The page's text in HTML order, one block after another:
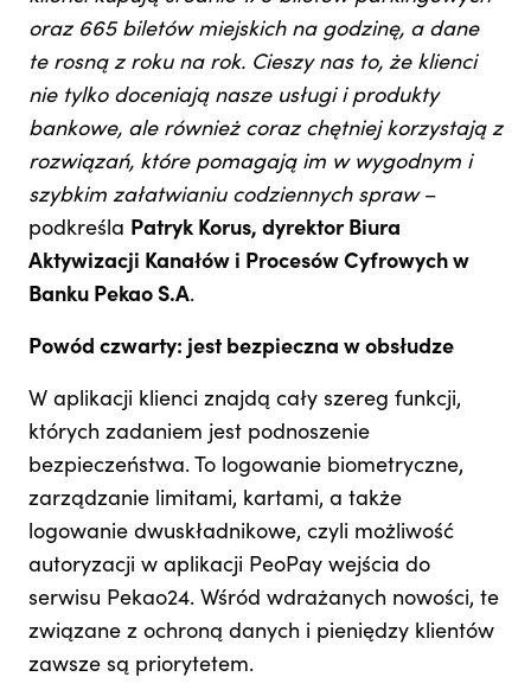
oraz 665 biletów miejskich na godzinę, a dane
te rosną z roku na rok. Cieszy nas to, że klienci
nie tylko doceniają nasze usługi i produkty
bankowe, ale również coraz chętniej korzystają z
rozwiązań, które pomagają im w wygodnym i
szybkim załatwianiu codziennych spraw–
podkreśla Patryk Korus, dyrektor Biura
Aktywizacji Kanałów i Procesów Cyfrowych w
Banku Pekao S.A.
Powód czwarty: jest bezpieczna w obsłudze
W aplikacji klienci znajdą cały szereg funkcji,
których zadaniem jest podnoszenie
bezpieczeństwa. To logowanie biometryczne,
zarządzanie limitami, kartami, a także
logowanie dwuskładnikowe, czyli możliwość
autoryzacji w aplikacji PeoPay wejścia do
serwisu Pekao24. Wśród wdrażanych nowości, te
związane z ochroną danych i pieniędzy klientów
zawsze są priorytetem.